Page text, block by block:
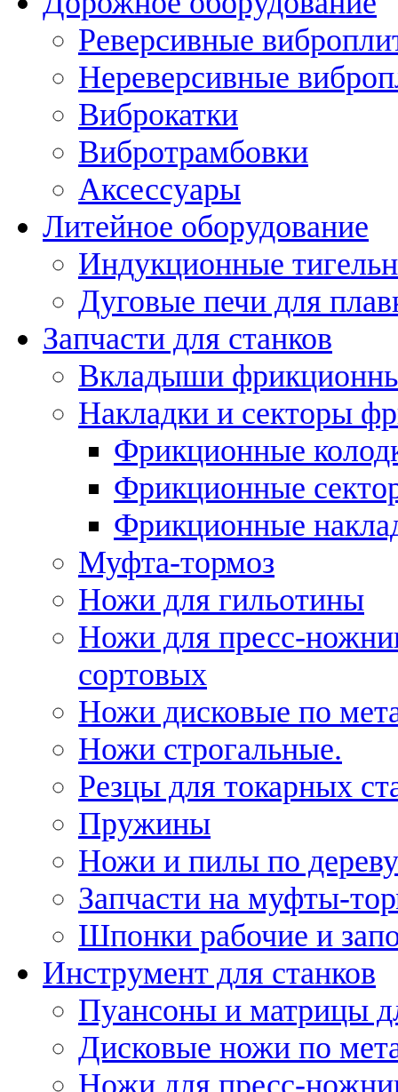
Реверсивные
Нереверсивные
Виброкатки
Вибротрамбовки
Аксессуары
Литейное оборудование
Индукционные
Дуговые печи для
Запчасти для станков
Вкладыши
Накладки и секторы
Фрикционные
Фрикционные
Фрикционные
Муфта-тормоз
Ножи для гильотины
Ножи для пресс-
сортовых
Ножи дисковые по
Ножи строгальные.
Резцы для токарных
Пружины
Ножи и пилы по дереву
Запчасти на муфты-
Шпонки рабочие и
Инструмент для станков
Пуансоны и матрицы
Дисковые ножи по
Ножи для пресс-